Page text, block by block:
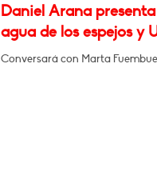
Daniel Arana
agua de los espejos y
Conversará con Marta